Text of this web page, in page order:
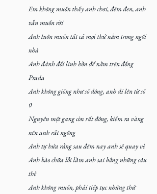
Em không muốn thấy anh chơi, đêm đen, anh
vẫn muốn rời
Anh luôn muốn tất cả mọi thứ nằm trong ngôi
nhà
Anh đánh đổi linh hồn để nằm trên đống
Prada
Anh không giống như số đông, anh đi lên từ số
0
Nguyên một gang còn rất đông, kiếm ra vàng
nên anh rất ngông
Anh tự hứa rằng sau đêm nay anh sẽ quay về
Anh bào chữa lỗi lầm anh sai bằng những câu
thề
Anh không muốn, phải tiếp tục những thứ